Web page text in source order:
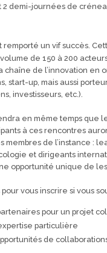
2 demi-journées de
remporté un vif succès.
volume de 150 à 200
chaîne de l’innovation en
start-up, mais aussi
investisseurs, etc.).
en même temps que
à ces rencontres
membres de l’instance :
et dirigeants
opportunité unique de
vous inscrire si vous
pour un projet
particulière
de